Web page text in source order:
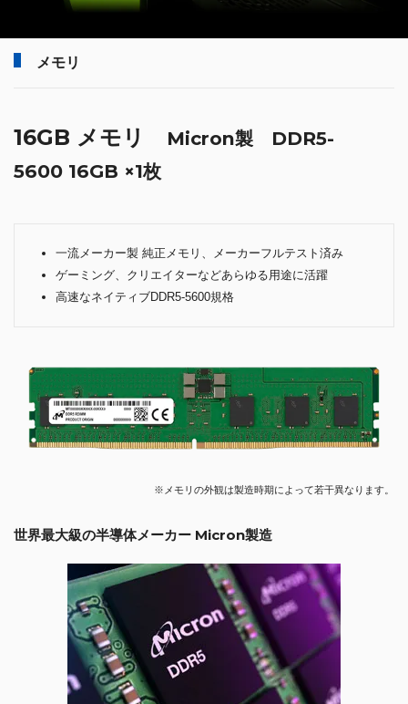
メモリ
16GB メモリ
Micron製 DDR5-
5600 16GB ×1枚
一流メーカー製 純正メモリ、メーカーフルテスト済み
ゲーミング、クリエイターなどあらゆる用途に活躍
高速なネイティブDDR5-5600規格
※メモリの外観は製造時期によって若干異なります。
世界最大級の半導体メーカー Micron製造